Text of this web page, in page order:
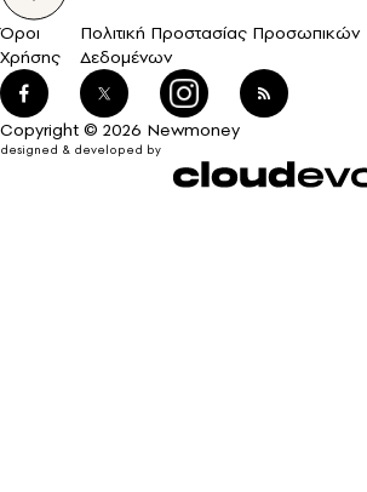
Όροι
Χρήσης
Πολιτική Προστασίας Προσωπικών
Δεδομένων
Copyright © 2026 Newmoney
designed & developed by